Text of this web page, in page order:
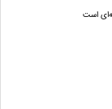
است